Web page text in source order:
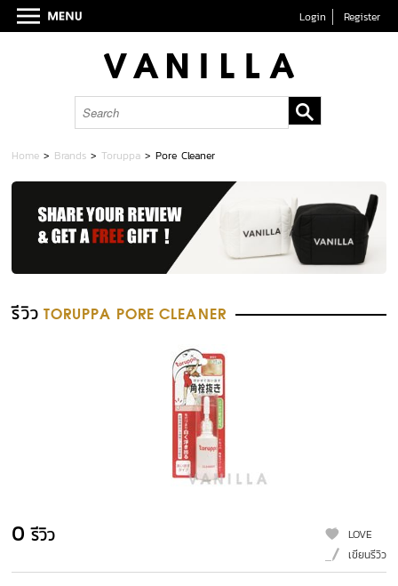
Login Register
Home > Brands >Toruppa >Pore Cleaner
รีวิว TORUPPA PORE CLEANER
0 รีวิว
LOVE
เขียนรีวิว